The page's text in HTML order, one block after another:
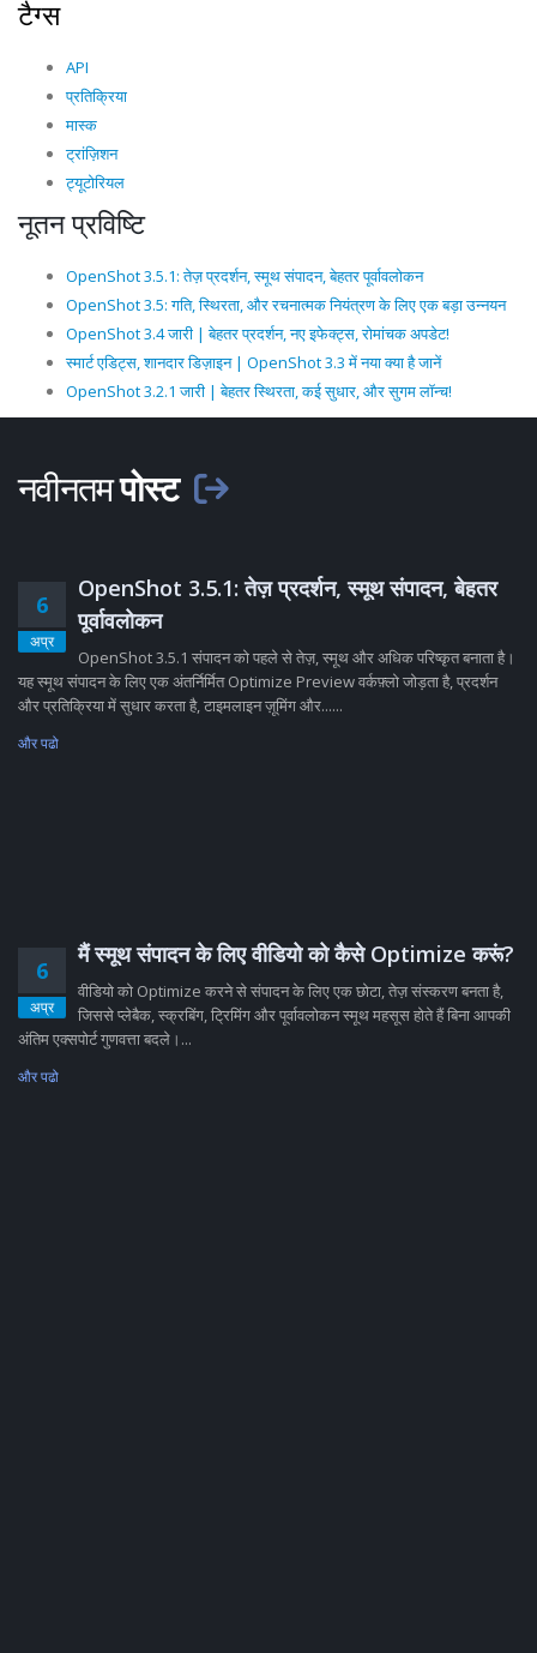
टैग्स
API
प्रतिक्रिया
मास्क
ट्रांज़िशन
ट्यूटोरियल
नूतन प्रविष्टि
OpenShot 3.5.1: तेज़ प्रदर्शन, स्मूथ संपादन, बेहतर पूर्वावलोकन
OpenShot 3.5: गति, स्थिरता, और रचनात्मक नियंत्रण के लिए एक बड़ा उन्नयन
OpenShot 3.4 जारी | बेहतर प्रदर्शन, नए इफेक्ट्स, रोमांचक अपडेट!
स्मार्ट एडिट्स, शानदार डिज़ाइन | OpenShot 3.3 में नया क्या है जानें
OpenShot 3.2.1 जारी | बेहतर स्थिरता, कई सुधार, और सुगम लॉन्च!
नवीनतमपोस्ट
6
अप्र
OpenShot 3.5.1: तेज़ प्रदर्शन, स्मूथ संपादन, बेहतर
पूर्वावलोकन
OpenShot 3.5.1 संपादन को पहले से तेज़, स्मूथ और अधिक परिष्कृत बनाता है।
यह स्मूथ संपादन के लिए एक अंतर्निर्मित Optimize Preview वर्कफ़्लो जोड़ता है, प्रदर्शन
और प्रतिक्रिया में सुधार करता है, टाइमलाइन ज़ूमिंग और......
और पढो
6
अप्र
मैं स्मूथ संपादन के लिए वीडियो को कैसे Optimize करूं?
वीडियो को Optimize करने से संपादन के लिए एक छोटा, तेज़ संस्करण बनता है,
जिससे प्लेबैक, स्क्रबिंग, ट्रिमिंग और पूर्वावलोकन स्मूथ महसूस होते हैं बिना आपकी
अंतिम एक्सपोर्ट गुणवत्ता बदले।...
और पढो